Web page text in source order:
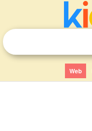
Web